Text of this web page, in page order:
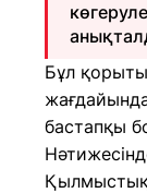
Бұл
бастапқы
Қылмыстық